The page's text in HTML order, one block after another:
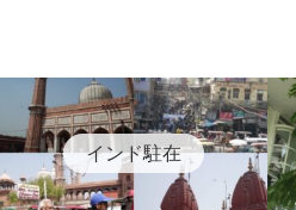
インド駐在